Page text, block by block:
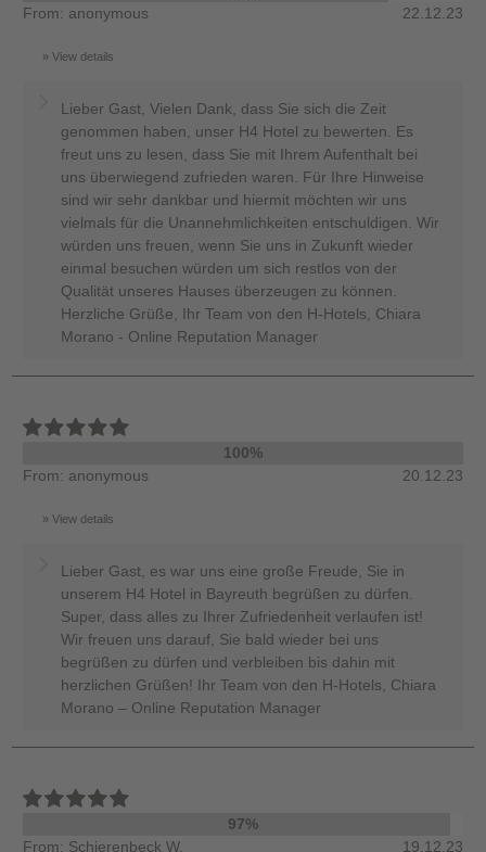
From: anonymous
22.12.23
View details
Lieber Gast, Vielen Dank, dass Sie sich die Zeit
genommen haben, unser H4 Hotel zu bewerten. Es
freut uns zu lesen, dass Sie mit Ihrem Aufenthalt bei
uns überwiegend zufrieden waren. Für Ihre Hinweise
sind wir sehr dankbar und hiermit möchten wir uns
vielmals für die Unannehmlichkeiten entschuldigen. Wir
würden uns freuen, wenn Sie uns in Zukunft wieder
einmal besuchen würden um sich restlos von der
Qualität unseres Hauses überzeugen zu können.
Herzliche Grüße, Ihr Team von den H-Hotels, Chiara
Morano - Online Reputation Manager
100%
From: anonymous
20.12.23
View details
Lieber Gast, es war uns eine große Freude, Sie in
unserem H4 Hotel in Bayreuth begrüßen zu dürfen.
Super, dass alles zu Ihrer Zufriedenheit verlaufen ist!
Wir freuen uns darauf, Sie bald wieder bei uns
begrüßen zu dürfen und verbleiben bis dahin mit
herzlichen Grüßen! Ihr Team von den H-Hotels, Chiara
Morano – Online Reputation Manager
97%
From: Schierenbeck W.
19.12.23